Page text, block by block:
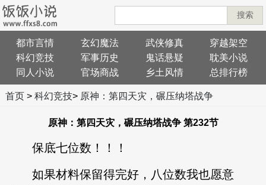
搜索
都市言情 玄幻魔法 武侠修真
穿越架空
科幻竞技
军事历史 鬼话悬疑
耽美小说
同人小说
官场商战 乡土风情 总排行榜
首页> 科幻竞技> 原神：第四天灾，碾压纳塔战争
原神：第四天灾，碾压纳塔战争 第232节
保底七位数！！！
如果材料保留得完好，八位数我也愿意